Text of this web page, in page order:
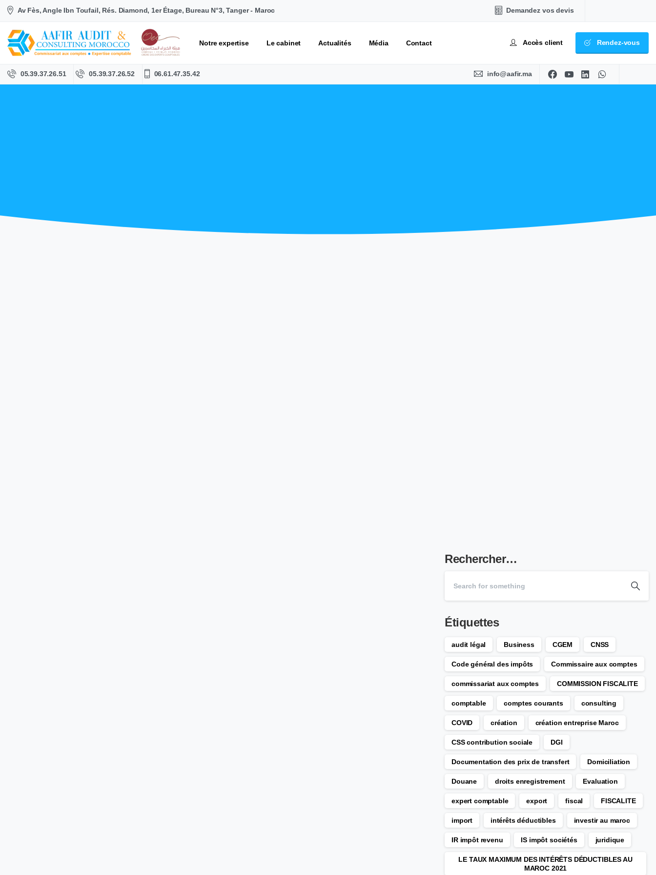
Av Fès, Angle Ibn Toufail, Rés. Diamond, 1er Étage, Bureau N°3, Tanger - Maroc Demandez vos devis
Notre expertise Le cabinet Actualités Média Contact Accès client Rendez-vous
05.39.37.26.51 05.39.37.26.52 06.61.47.35.42 info@aafir.ma
Rechercher…
Étiquettes
audit légal Business CGEM CNSS
Code général des impôts Commissaire aux comptes
commissariat aux comptes COMMISSION FISCALITE
comptable comptes courants consulting
COVID création création entreprise Maroc
CSS contribution sociale DGI
Documentation des prix de transfert Domiciliation
Douane droits enregistrement Evaluation
expert comptable export fiscal FISCALITE
import intérêts déductibles investir au maroc
IR impôt revenu IS impôt sociétés juridique
LE TAUX MAXIMUM DES INTÉRÊTS DÉDUCTIBLES AU
MAROC 2021